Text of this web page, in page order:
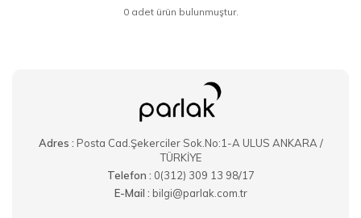
0 adet ürün bulunmuştur.
Adres : Posta Cad.Şekerciler Sok.No:1-A ULUS ANKARA /
TÜRKİYE
Telefon : 0(312) 309 13 98/17
E-Mail : bilgi@parlak.com.tr